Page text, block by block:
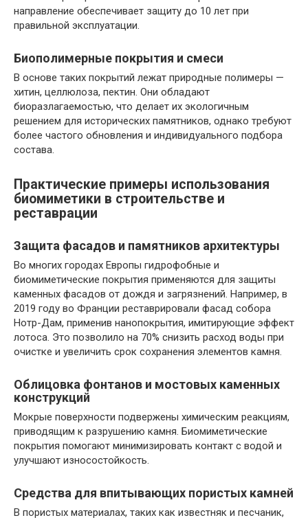
направление обеспечивает защиту до 10 лет при
правильной эксплуатации.
Биополимерные покрытия и смеси
В основе таких покрытий лежат природные полимеры —
хитин, целлюлоза, пектин. Они обладают
биоразлагаемостью, что делает их экологичным
решением для исторических памятников, однако требуют
более частого обновления и индивидуального подбора
состава.
Практические примеры использования
биомиметики в строительстве и
реставрации
Защита фасадов и памятников архитектуры
Во многих городах Европы гидрофобные и
биомиметические покрытия применяются для защиты
каменных фасадов от дождя и загрязнений. Например, в
2019 году во Франции реставрировали фасад собора
Нотр-Дам, применив нанопокрытия, имитирующие эффект
лотоса. Это позволило на 70% снизить расход воды при
очистке и увеличить срок сохранения элементов камня.
Облицовка фонтанов и мостовых каменных
конструкций
Мокрые поверхности подвержены химическим реакциям,
приводящим к разрушению камня. Биомиметические
покрытия помогают минимизировать контакт с водой и
улучшают износостойкость.
Средства для впитывающих пористых камней
В пористых материалах, таких как известняк и песчаник,